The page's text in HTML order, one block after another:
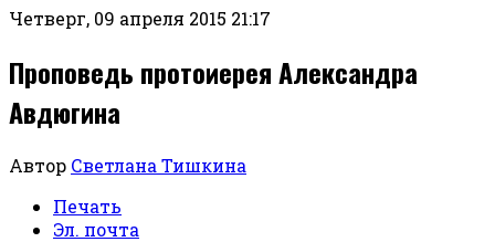
Четверг, 09 апреля 2015 21:17
Проповедь протоиерея Александра
Авдюгина
Автор Светлана Тишкина
Печать
Эл. почта